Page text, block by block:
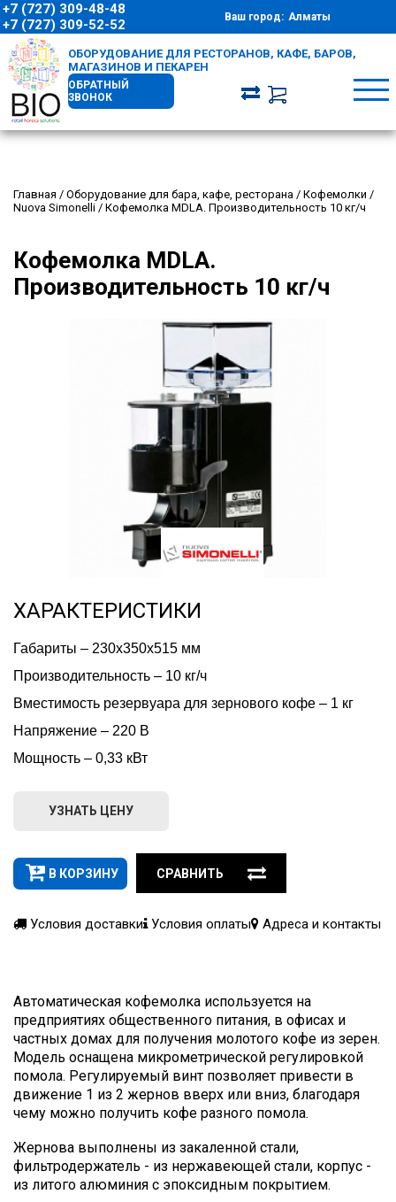
+7 (727) 309-48-48
+7 (727) 309-52-52
Ваш город: Алматы
ОБОРУДОВАНИЕ ДЛЯ РЕСТОРАНОВ, КАФЕ, БАРОВ,
МАГАЗИНОВ И ПЕКАРЕН
ОБРАТНЫЙ
ЗВОНОК
Главная / Оборудование для бара, кафе, ресторана / Кофемолки /
Nuova Simonelli / Кофемолка MDLA. Производительность 10 кг/ч
Кофемолка MDLA.
Производительность 10 кг/ч
ХАРАКТЕРИСТИКИ
Габариты – 230х350х515 мм
Производительность – 10 кг/ч
Вместимость резервуара для зернового кофе – 1 кг
Напряжение – 220 В
Мощность – 0,33 кВт
УЗНАТЬ ЦЕНУ
В КОРЗИНУ СРАВНИТЬ
Условия доставки Условия оплаты Адреса и контакты
Автоматическая кофемолка используется на
предприятиях общественного питания, в офисах и
частных домах для получения молотого кофе из зерен.
Модель оснащена микрометрической регулировкой
помола. Регулируемый винт позволяет привести в
движение 1 из 2 жернов вверх или вниз, благодаря
чему можно получить кофе разного помола.
Жернова выполнены из закаленной стали,
фильтродержатель - из нержавеющей стали, корпус -
из литого алюминия с эпоксидным покрытием.